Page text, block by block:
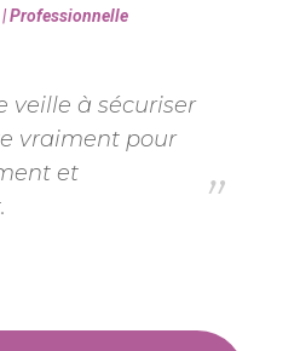
Professionnelle
veille à sécuriser
vraiment pour
et